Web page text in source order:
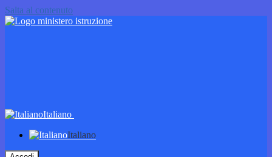
Salta al contenuto
Italiano
Italiano